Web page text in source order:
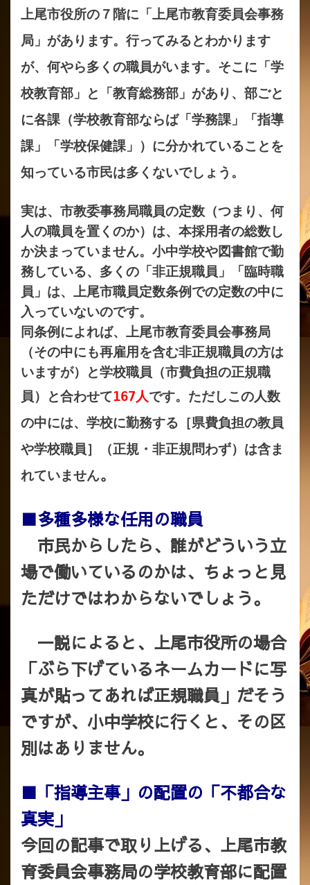
上尾市役所の７階に「上尾市教育委員会事務
局」があります。行ってみるとわかります
が、何やら多くの職員がいます。そこに「学
校教育部」と「教育総務部」があり、部ごと
に各課（学校教育部ならば「学務課」「指導
課」「学校保健課」）に分かれていることを
知っている市民は多くないでしょう。
実は、市教委事務局職員の定数（つまり、何
人の職員を置くのか）は、本採用者の総数し
か決まっていません。小中学校や図書館で勤
務している、多くの「非正規職員」「臨時職
員」は、上尾市職員定数条例での定数の中に
入っていないのです。
同条例によれば、上尾市教育委員会事務局
（その中にも再雇用を含む非正規職員の方は
いますが）と学校職員（市費負担の正規職
員）と合わせて167人です。 ただしこの人数
の中には、学校に勤務する［県費負担の教員
や学校職員］（正規・非正規問わず）は含ま
れていません。
■多種多様な任用の職員
市民からしたら、誰がどういう立
場で働いているのかは、ちょっと見
ただけではわからないでしょう。
一説によると、上尾市役所の場合
「ぶら下げているネームカードに写
真が貼ってあれば正規職員」だそう
ですが、小中学校に行くと、その区
別はありません。
■「指導主事」の配置の「不都合な
真実」
今回の記事で取り上げる、上尾市教
育委員会事務局の学校教育部に配置